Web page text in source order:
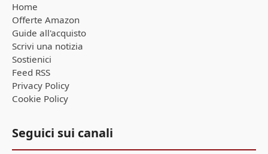
Home
Offerte Amazon
Guide all'acquisto
Scrivi una notizia
Sostienici
Feed RSS
Privacy Policy
Cookie Policy
Seguici sui canali